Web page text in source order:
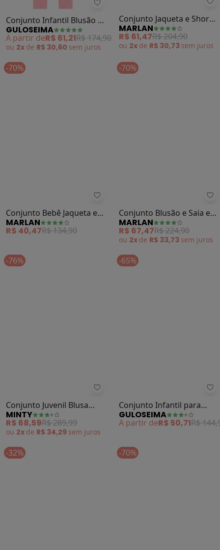
Guloseima - Conjunto Infantil
Conjunto Infantil Blusão e
Calça (Preto)
GULOSEIMA
A partir deR$ 61,21R$ 174,90
ou 2x de R$ 30,60 sem juros
Conjunto Jaqueta e Shorts
Princesa (Preto)
MARLAN
R$ 61,47R$ 204,90
ou 2x de R$ 30,73 sem juros
-70%
Conjunto Bebê Jaqueta e
Legging Jeans Baby (Preto)
MARLAN
R$ 40,47R$ 134,90
-70%
Conjunto Blusão e Saia em
Plush Listrado (Preto)
MARLAN
R$ 67,47R$ 224,90
ou 2x de R$ 33,73 sem juros
-76%
Conjunto Juvenil Blusa
com Saia Midi (Preto)
MINTY
R$ 68,59R$ 289,99
ou 2x de R$ 34,29 semjuros
-65%
Conjunto Infantil para
Menina (Preto)
GULOSEIMA
A partir deR$ 50,71R$
-32% -70%